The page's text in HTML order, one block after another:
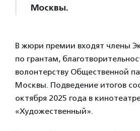
Москвы.
В жюри премии входят члены
по грантам,
волонтерству Общественной
Москвы. Подведение итогов
октября 2025 года в
«Художественный».